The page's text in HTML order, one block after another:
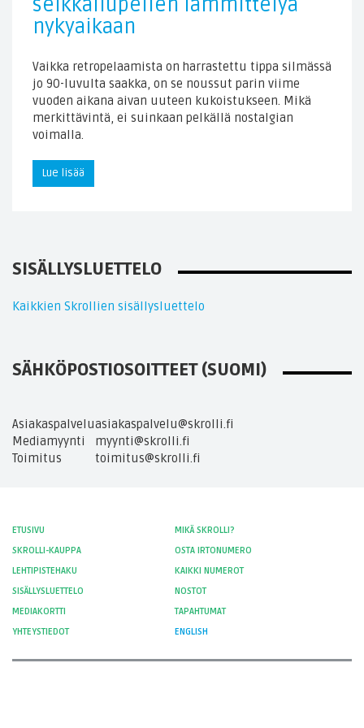
nykyaikaan
Vaikka retropelaamista on harrastettu tippa silmässä
jo 90-luvulta saakka, on se noussut parin viime
vuoden aikana aivan uuteen kukoistukseen. Mikä
merkittävintä, ei suinkaan pelkällä nostalgian
voimalla.
Lue lisää
SISÄLLYSLUETTELO
Kaikkien Skrollien sisällysluettelo
SÄHKÖPOSTIOSOITTEET (SUOMI)
Asiakaspalveluasiakaspalvelu@skrolli.fi
Mediamyynti
myynti@skrolli.fi
Toimitus
toimitus@skrolli.fi
ETUSIVU
MIKÄ SKROLLI?
SKROLLI-KAUPPA
OSTA IRTONUMERO
LEHTIPISTEHAKU
KAIKKI NUMEROT
SISÄLLYSLUETTELO
NOSTOT
MEDIAKORTTI
TAPAHTUMAT
YHTEYSTIEDOT
ENGLISH